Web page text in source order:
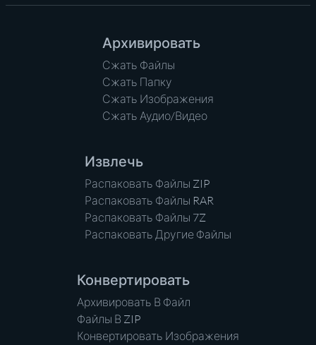
Архивировать
Сжать Файлы
Сжать Папку
Сжать Изображения
Сжать Аудио/Видео
Извлечь
Распаковать Файлы ZIP
Распаковать Файлы RAR
Распаковать Файлы 7Z
Распаковать Другие Файлы
Конвертировать
Архивировать В Файл
Файлы В ZIP
Конвертировать Изображения